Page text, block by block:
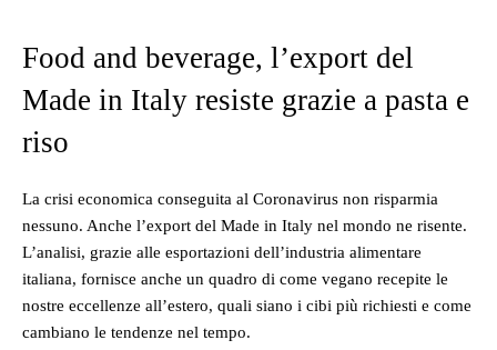
Food and beverage, l’export del
Made in Italy resiste grazie a pasta e
riso
La crisi economica conseguita al Coronavirus non risparmia
nessuno. Anche l’export del Made in Italy nel mondo ne risente.
L’analisi, grazie alle esportazioni dell’industria alimentare
italiana, fornisce anche un quadro di come vegano recepite le
nostre eccellenze all’estero, quali siano i cibi più richiesti e come
cambiano le tendenze nel tempo.